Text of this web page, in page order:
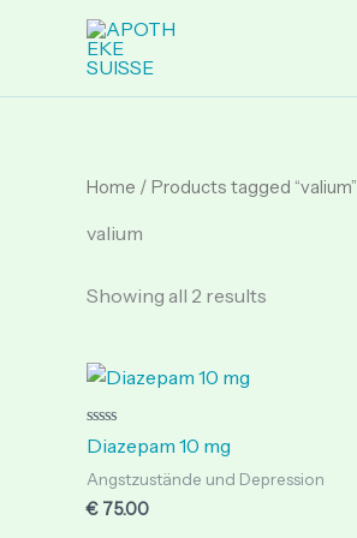
Home / Products tagged “valium”
valium
Showing all 2 results
Rated
0
out
of
5
Diazepam 10 mg
Angstzustände und Depression
€ 75.00